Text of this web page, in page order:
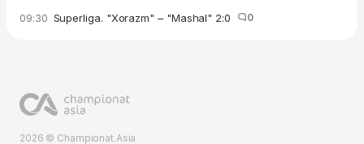
09:30 Superliga. "Xorazm" – "Mashal" 2:0 0
2026 © Championat.Asia